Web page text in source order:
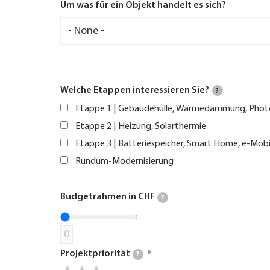
Um was für ein Objekt handelt es sich?
Welche Etappen interessieren Sie? ?
Etappe 1 | Gebäudehülle, Wärmedämmung,
Etappe 2 | Heizung, Solarthermie
Etappe 3 | Batteriespeicher, Smart Home, e-
Rundum-Modernisierung
Budgetrahmen in CHF ?
0
Projektpriorität ?